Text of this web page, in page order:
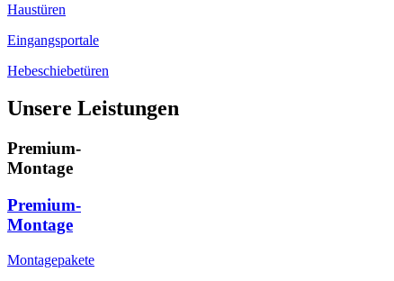
Haustüren
Eingangsportale
Hebeschiebetüren
Unsere Leistungen
Premium-
Montage
Premium-
Montage
Montagepakete